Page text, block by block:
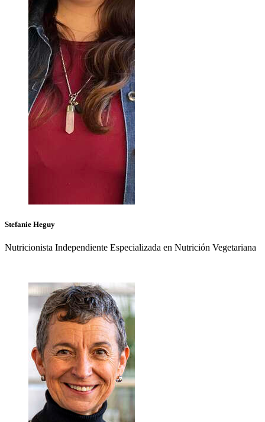
Stefanie Heguy
Nutricionista Independiente Especializada en Nutrición Vegetariana